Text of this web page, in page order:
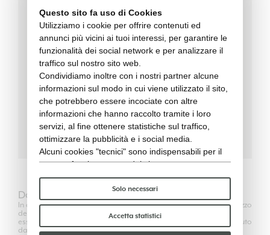
LARGHEZZA 45 cm
ALTEZZA
PROFONDITÀ 50 cm
PESO
Download
In ottemperanza alla normativa che regola il Diritto d'autore, l'utilizzo
dei modelli 2D e 3D è autorizzato solo per fini propri e non può
essere ceduto in alcun modo a terzi, estranei al rapporto intrattenuto
dall'utilizzatore professionista con il proprio committente.
Questo sito fa uso di Cookies
Utilizziamo i cookie per offrire contenuti ed
annunci più vicini ai tuoi interessi, per garantire le
funzionalità dei social network e per analizzare il
traffico sul nostro sito web.
Condividiamo inoltre con i nostri partner alcune
informazioni sul modo in cui viene utilizzato il sito,
che potrebbero essere incociate con altre
informazioni che hanno raccolto tramite i loro
servizi, al fine ottenere statistiche sul traffico,
ottimizzare la pubblicità e i social media.
Alcuni cookies "tecnici" sono indispensabili per il
corretto funzionamento del sito e non trattano o
condividono con terzi alcun dato personale. Per
saperne di più puoi consultare la nostra
policy.
Per favore, scegli quali cookie accettare:
Solo necessari
Accetta statistici